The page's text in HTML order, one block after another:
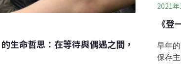
生命哲思：在等待與偶遇之間，
2021
《
早年
保存